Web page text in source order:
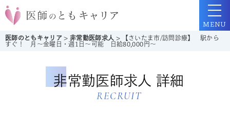
医師のともキャリア >非常勤医師求人 >
【さいたま市/訪問診療】 駅から
すぐ！ 月～金曜日・週1日～可能 日給80,000円～
MENU
非常勤医師求人 詳細
RECRUIT